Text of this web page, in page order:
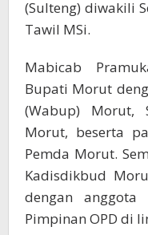
(Sulteng) diwakili
Tawil MSi.
Mabicab
Bupati Morut
(Wabup) Morut,
Morut, beserta
Pemda Morut.
Kadisdikbud
dengan
Pimpinan OPD di